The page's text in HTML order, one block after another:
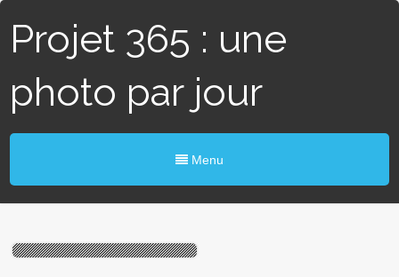
Projet 365 : une
photo par jour
Menu